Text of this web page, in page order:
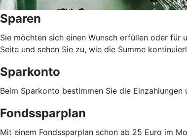
Sparen
Sie möchten sich einen Wunsch erfüllen oder für
Seite und sehen Sie zu, wie die Summe
Sparkonto
Beim Sparkonto bestimmen Sie die
Fondssparplan
Mit einem Fondssparplan schon ab 25 Euro im